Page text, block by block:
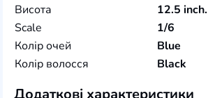
Висота
12.5 inch.
Scale
1/6
Колір очей
Blue
Колір волосся
Black
Додаткові характеристики